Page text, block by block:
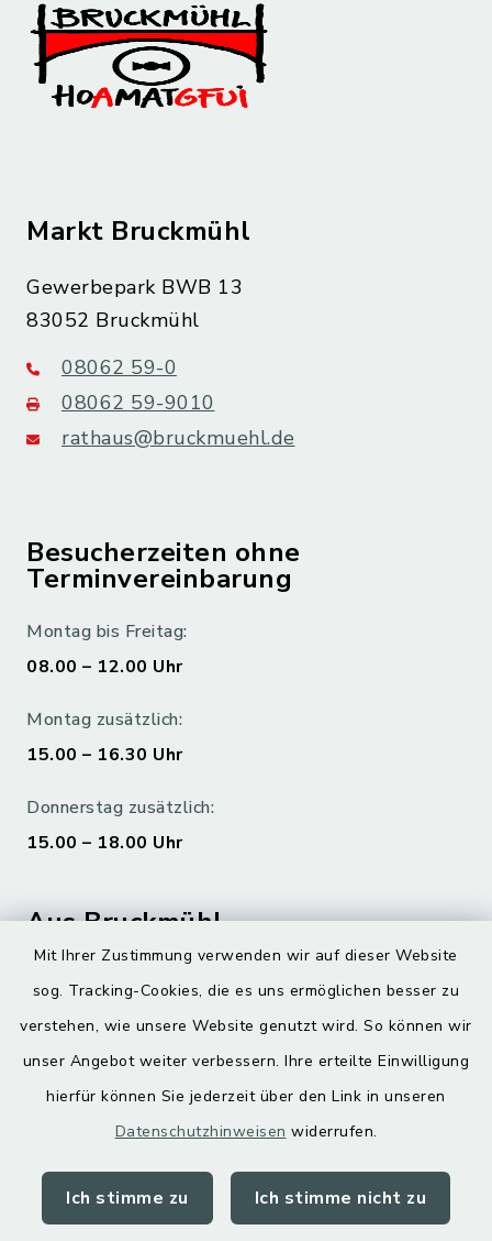
Mit Ihrer Zustimmung verwenden wir auf dieser Website
sog. Tracking-Cookies, die es uns ermöglichen besser zu
verstehen, wie unsere Website genutzt wird. So können wir
unser Angebot weiter verbessern. Ihre erteilte Einwilligung
hierfür können Sie jederzeit über den Link in unseren
Datenschutzhinweisen widerrufen.
Ich stimme zu Ich stimme nicht zu
Markt Bruckmühl
Gewerbepark BWB 13
83052 Bruckmühl
08062 59-0
08062 59-9010
rathaus@bruckmuehl.de
Besucherzeiten ohne
Terminvereinbarung
Montag bis Freitag:
08.00 – 12.00 Uhr
Montag zusätzlich:
15.00 – 16.30 Uhr
Donnerstag zusätzlich:
15.00 – 18.00 Uhr
Aus Bruckmühl
Digitaler Ortsplan
Kontakt